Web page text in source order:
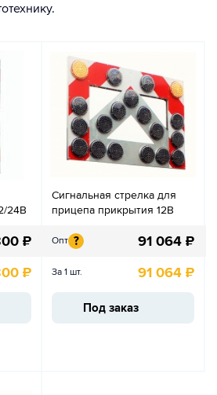
24В
₽
₽
Сигнальная стрелка для
прицепа прикрытия 12В
Опт ? 91 064 ₽
За 1 шт. 91 064 ₽
Под заказ